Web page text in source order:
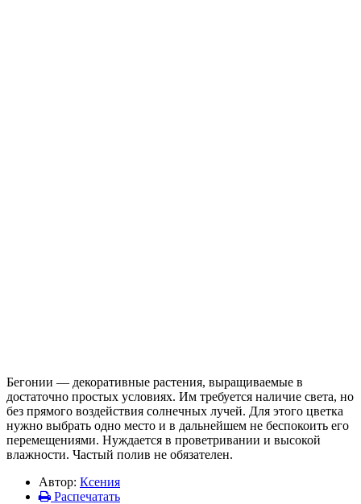
Бегонии — декоративные растения, выращиваемые в
достаточно простых условиях. Им требуется наличие света, но
без прямого воздействия солнечных лучей. Для этого цветка
нужно выбрать одно место и в дальнейшем не беспокоить его
перемещениями. Нуждается в проветривании и высокой
влажности. Частый полив не обязателен.
Автор: Ксения
Распечатать